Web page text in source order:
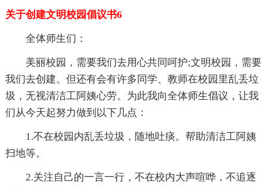
关于创建文明校园倡议书6
全体师生们：
美丽校园，需要我们去用心共同呵护;文明校园，需要
我们去创建。但还有会有许多同学、教师在校园里乱丢垃
圾，无视清洁工阿姨心劳。为此我向全体师生倡议，让我
们从今天起努力做到以下几点：
1.不在校园内乱丢垃圾，随地吐痰。帮助清洁工阿姨
扫地等。
2.关注自己的一言一行，不在校内大声喧哗，不追逐